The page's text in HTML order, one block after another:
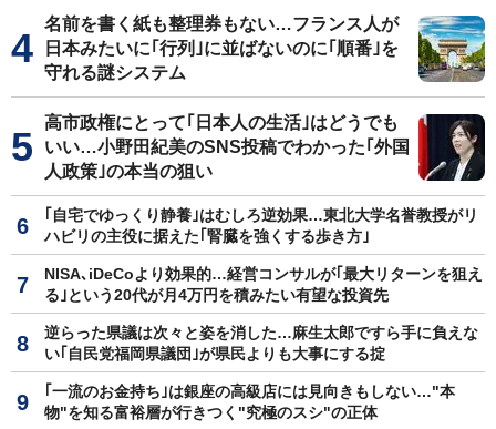
名前を書く紙も整理券もない…フランス人が
日本みたいに｢行列｣に並ばないのに｢順番｣を
守れる謎システム
高市政権にとって｢日本人の生活｣はどうでも
いい…小野田紀美のSNS投稿でわかった｢外国
人政策｣の本当の狙い
｢自宅でゆっくり静養｣はむしろ逆効果…東北大学名誉教授がリ
ハビリの主役に据えた｢腎臓を強くする歩き方｣
NISA､iDeCoより効果的…経営コンサルが｢最大リターンを狙え
る｣という20代が月4万円を積みたい有望な投資先
逆らった県議は次々と姿を消した…麻生太郎ですら手に負えな
い｢自民党福岡県議団｣が県民よりも大事にする掟
｢一流のお金持ち｣は銀座の高級店には見向きもしない…"本
物"を知る富裕層が行きつく"究極のスシ"の正体